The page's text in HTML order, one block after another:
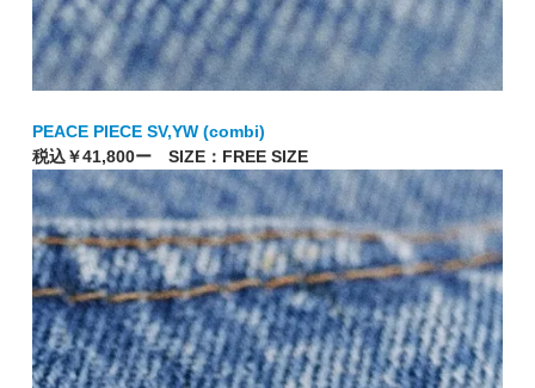
PEACE PIECE SV,YW (combi)
税込￥41,800ー SIZE：FREE SIZE